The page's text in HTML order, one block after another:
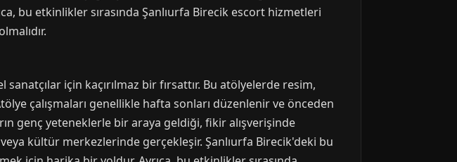
bu etkinlikler sırasında Şanlıurfa Birecik escort hizmetleri
için kaçırılmaz bir fırsattır. Bu atölyelerde resim,
çalışmaları genellikle hafta sonları düzenlenir ve önceden
genç yeteneklerle bir araya geldiği, fikir alışverişinde
kültür merkezlerinde gerçekleşir. Şanlıurfa Birecik'deki bu